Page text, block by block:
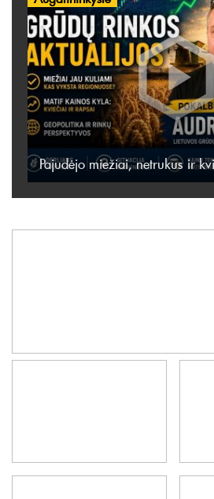
Pajudėjo miežiai, netrukus ir